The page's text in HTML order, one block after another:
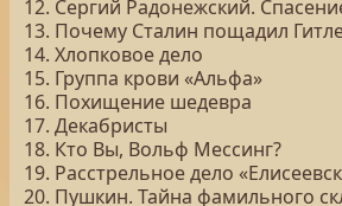
12. Сергий Радонежский.
13. Почему Сталин пощадил
14. Хлопковое дело
15. Группа крови «Альфа»
16. Похищение шедевра
17. Декабристы
18. Кто Вы, Вольф Мессинг?
19. Расстрельное дело
20. Пушкин. Тайна фамильного